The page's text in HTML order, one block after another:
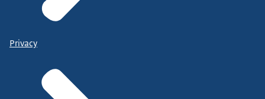
Privacy